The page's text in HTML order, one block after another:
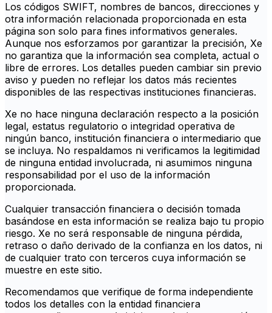
Los códigos SWIFT, nombres de bancos, direcciones y
otra información relacionada proporcionada en esta
página son solo para fines informativos generales.
Aunque nos esforzamos por garantizar la precisión, Xe
no garantiza que la información sea completa, actual o
libre de errores. Los detalles pueden cambiar sin previo
aviso y pueden no reflejar los datos más recientes
disponibles de las respectivas instituciones financieras.
Xe no hace ninguna declaración respecto a la posición
legal, estatus regulatorio o integridad operativa de
ningún banco, institución financiera o intermediario que
se incluya. No respaldamos ni verificamos la legitimidad
de ninguna entidad involucrada, ni asumimos ninguna
responsabilidad por el uso de la información
proporcionada.
Cualquier transacción financiera o decisión tomada
basándose en esta información se realiza bajo tu propio
riesgo. Xe no será responsable de ninguna pérdida,
retraso o daño derivado de la confianza en los datos, ni
de cualquier trato con terceros cuya información se
muestre en este sitio.
Recomendamos que verifique de forma independiente
todos los detalles con la entidad financiera